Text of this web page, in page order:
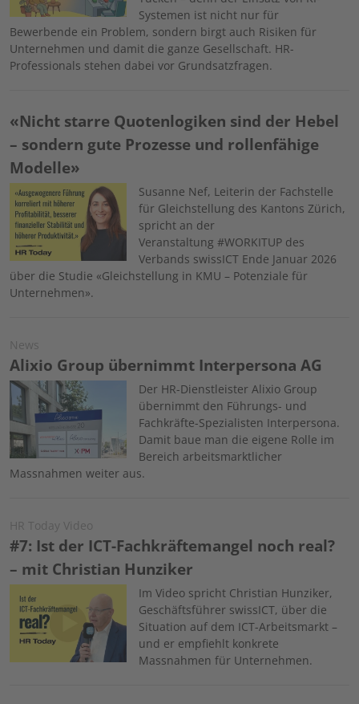
Systemen ist nicht nur für
Bewerbende ein Problem, sondern birgt auch Risiken für
Unternehmen und damit die ganze Gesellschaft. HR-
Professionals stehen dabei vor Grundsatzfragen.
«Nicht starre Quotenlogiken sind der Hebel
– sondern gute Prozesse und rollenfähige
Modelle»
Image
Susanne Nef, Leiterin der Fachstelle
für Gleichstellung des Kantons Zürich,
spricht an der
Veranstaltung#WORKITUP des
Verbands swissICT Ende Januar 2026
über die Studie «Gleichstellung in KMU – Potenziale für
Unternehmen».
News
Alixio Group übernimmt Interpersona AG
Image
Der HR-Dienstleister Alixio Group
übernimmt den Führungs- und
Fachkräfte-Spezialisten Interpersona.
Damit baue man die eigene Rolle im
Bereich arbeitsmarktlicher
Massnahmen weiter aus.
HR Today Video
#7: Ist der ICT-Fachkräftemangel noch real?
– mit Christian Hunziker
Image
Im Video spricht Christian Hunziker,
Geschäftsführer swissICT, über die
Situation auf dem ICT-Arbeitsmarkt –
und er empfiehlt konkrete
Massnahmen für Unternehmen.